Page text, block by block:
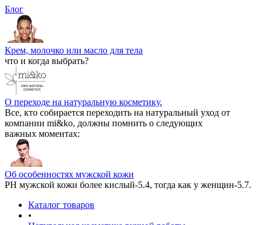
Блог
Крем, молочко или масло для тела
что и когда выбрать?
О переходе на натуральную косметику.
Все, кто собирается переходить на натуральный уход от
компании mi&ko, должны помнить о следующих
важных моментах:
Об особенностях мужской кожи
РН мужской кожи более кислый-5.4, тогда как у женщин-5.7.
Каталог товаров
•